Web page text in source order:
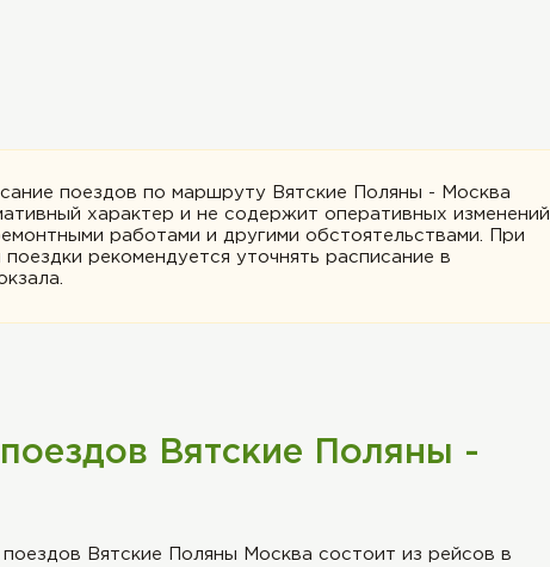
поездов по маршруту Вятские Поляны - Москва
характер и не содержит оперативных изменений,
работами и другими обстоятельствами. При
поездки рекомендуется уточнять расписание в
Вятские Поляны -
Вятские Поляны Москва состоит из рейсов в